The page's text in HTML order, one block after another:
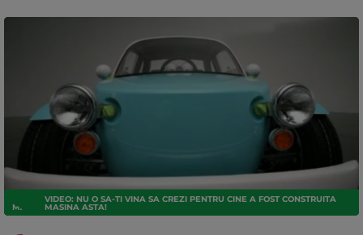
MASINI
VIDEO: NU O SA-TI VINA SA CREZI PENTRU CINE A FOST CONSTRUITA
MASINA ASTA!